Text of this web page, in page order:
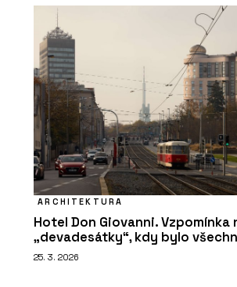
ARCHITEKTURA
Hotel Don Giovanni. Vzpomínka
„devadesátky“, kdy bylo
25. 3. 2026